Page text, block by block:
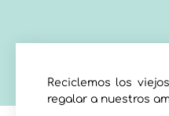
Reciclemos los viejos
regalar a nuestros